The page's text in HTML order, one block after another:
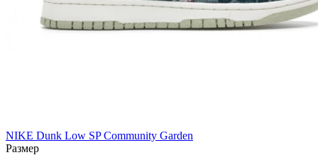
NIKE Dunk Low SP Community Garden
Размер